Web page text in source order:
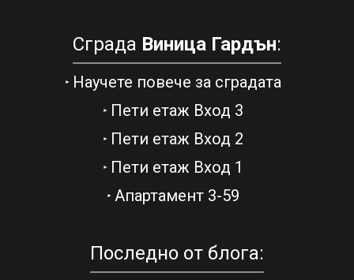
Сграда Виница Гардън:
Научете повече за сградата
Пети етаж Вход 3
Пети етаж Вход 2
Пети етаж Вход 1
Апартамент 3-59
Последно от блога: